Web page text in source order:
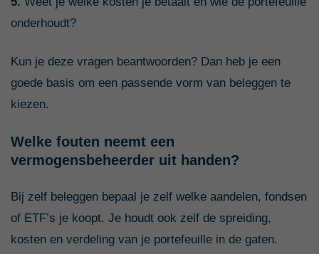
onderhoudt?
Kun je deze vragen beantwoorden? Dan heb je een
goede basis om een passende vorm van beleggen te
kiezen.
Welke fouten neemt een
vermogensbeheerder uit handen?
Bij zelf beleggen bepaal je zelf welke aandelen, fondsen
of ETF’s je koopt. Je houdt ook zelf de spreiding,
kosten en verdeling van je portefeuille in de gaten.